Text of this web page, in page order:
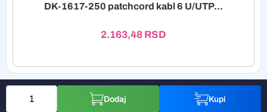
DK-1617-250 patchcord kabl 6 U/UTP...
2.163,48 RSD
Dodaj Kupi